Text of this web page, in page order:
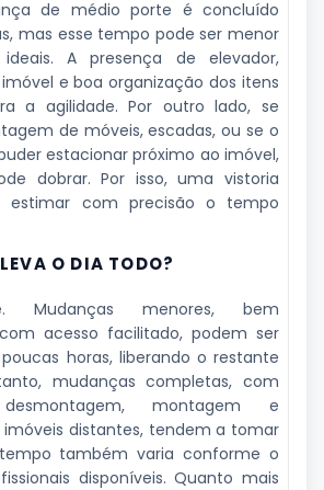
de médio porte é concluído
mas esse tempo pode ser menor
A presença de elevador,
e boa organização dos itens
a agilidade. Por outro lado, se
de móveis, escadas, ou se o
estacionar próximo ao imóvel,
dobrar. Por isso, uma vistoria
estimar com precisão o tempo
O DIA TODO?
Mudanças menores, bem
acesso facilitado, podem ser
horas, liberando o restante
mudanças completas, com
montagem e
distantes, tendem a tomar
também varia conforme o
disponíveis. Quanto mais